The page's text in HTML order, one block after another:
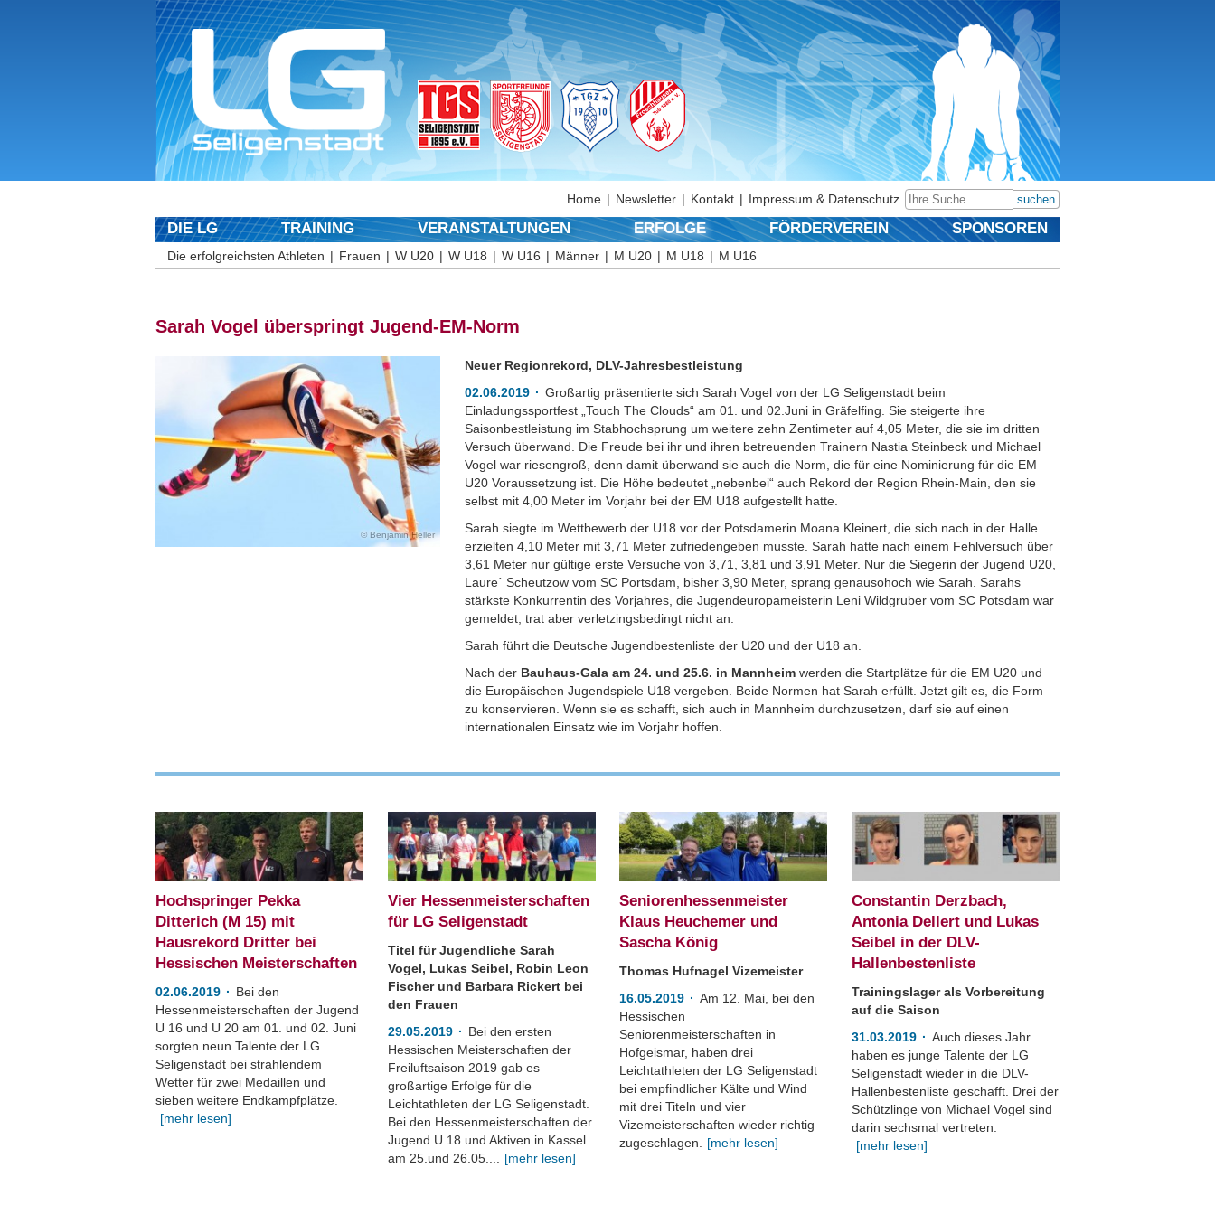
suchen
Home Newsletter Kontakt Impressum & Datenschutz
DIE LG TRAINING VERANSTALTUNGEN ERFOLGE FÖRDERVEREIN SPONSOREN
Die erfolgreichsten Athleten Frauen W U20 W U18 W U16 Männer M U20 M U18 M U16
Sarah Vogel überspringt Jugend-EM-Norm
Benjamin Heller
Neuer Regionrekord, DLV-Jahresbestleistung
02.06.2019
Großartig präsentierte sich Sarah Vogel von der LG Seligenstadt beim
Einladungssportfest „Touch The Clouds“ am 01. und 02.Juni in Gräfelfing. Sie steigerte ihre
Saisonbestleistung im Stabhochsprung um weitere zehn Zentimeter auf 4,05 Meter, die sie im dritten
Versuch überwand. Die Freude bei ihr und ihren betreuenden Trainern Nastia Steinbeck und Michael
Vogel war riesengroß, denn damit überwand sie auch die Norm, die für eine Nominierung für die EM
U20 Voraussetzung ist. Die Höhe bedeutet „nebenbei“ auch Rekord der Region Rhein-Main, den sie
selbst mit 4,00 Meter im Vorjahr bei der EM U18 aufgestellt hatte.
Sarah siegte im Wettbewerb der U18 vor der Potsdamerin Moana Kleinert, die sich nach in der Halle
erzielten 4,10 Meter mit 3,71 Meter zufriedengeben musste. Sarah hatte nach einem Fehlversuch über
3,61 Meter nur gültige erste Versuche von 3,71, 3,81 und 3,91 Meter. Nur die Siegerin der Jugend U20,
Laure´ Scheutzow vom SC Portsdam, bisher 3,90 Meter, sprang genausohoch wie Sarah. Sarahs
stärkste Konkurrentin des Vorjahres, die Jugendeuropameisterin Leni Wildgruber vom SC Potsdam war
gemeldet, trat aber verletzingsbedingt nicht an.
Sarah führt die Deutsche Jugendbestenliste der U20 und der U18 an.
Nach der Bauhaus-Gala am 24. und 25.6. in Mannheim werden die Startplätze für die EM U20 und
die Europäischen Jugendspiele U18 vergeben. Beide Normen hat Sarah erfüllt. Jetzt gilt es, die Form
zu konservieren. Wenn sie es schafft, sich auch in Mannheim durchzusetzen, darf sie auf einen
internationalen Einsatz wie im Vorjahr hoffen.
Hochspringer Pekka
Ditterich (M 15) mit
Hausrekord Dritter bei
Hessischen Meisterschaften
02.06.2019
Bei den
Hessenmeisterschaften der Jugend
U 16 und U 20 am 01. und 02. Juni
sorgten neun Talente der LG
Seligenstadt bei strahlendem
Wetter für zwei Medaillen und
sieben weitere Endkampfplätze.
[mehr lesen]
Vier Hessenmeisterschaften
für LG Seligenstadt
Titel für Jugendliche Sarah
Vogel, Lukas Seibel, Robin Leon
Fischer und Barbara Rickert bei
den Frauen
29.05.2019
Bei den ersten
Hessischen Meisterschaften der
Freiluftsaison 2019 gab es
großartige Erfolge für die
Leichtathleten der LG Seligenstadt.
Bei den Hessenmeisterschaften der
Jugend U 18 und Aktiven in Kassel
am 25.und 26.05....
[mehr lesen]
Seniorenhessenmeister
Klaus Heuchemer und
Sascha König
Thomas Hufnagel Vizemeister
16.05.2019
Am 12. Mai, bei den
Hessischen
Seniorenmeisterschaften in
Hofgeismar, haben drei
Leichtathleten der LG Seligenstadt
bei empfindlicher Kälte und Wind
mit drei Titeln und vier
Vizemeisterschaften wieder richtig
zugeschlagen.
[mehr lesen]
Constantin Derzbach,
Antonia Dellert und Lukas
Seibel in der DLV-
Hallenbestenliste
Trainingslager als Vorbereitung
auf die Saison
31.03.2019
Auch dieses Jahr
haben es junge Talente der LG
Seligenstadt wieder in die DLV-
Hallenbestenliste geschafft. Drei der
Schützlinge von Michael Vogel sind
darin sechsmal vertreten.
[mehr lesen]